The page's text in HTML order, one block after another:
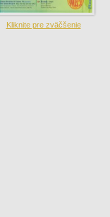
Kliknite pre zväčšenie